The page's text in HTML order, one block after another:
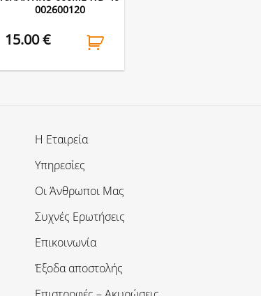
002600120
15.00€
Η Εταιρεία
Υπηρεσίες
Οι Άνθρωποι Μας
Συχνές Ερωτήσεις
Επικοινωνία
Έξοδα αποστολής